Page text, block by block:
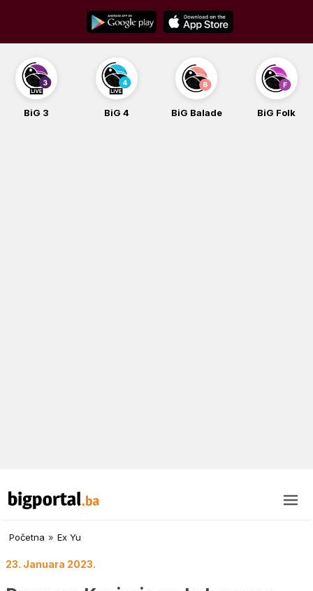
content
BiG 3 BiG 4 BiG Balade BiG Folk
Početna » Ex Yu
23. Januara 2023.